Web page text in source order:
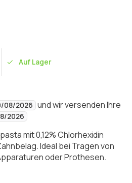
Auf Lager
08/2026 und wir versenden Ihre
2026
mit 0,12% Chlorhexidin
Ideal bei Tragen von
oder Prothesen.